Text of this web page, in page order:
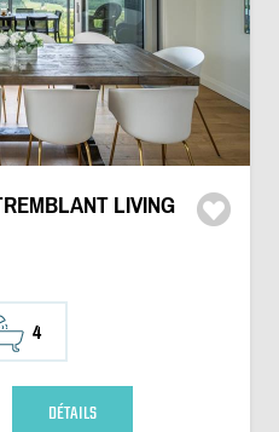
LIVING
4
DÉTAILS